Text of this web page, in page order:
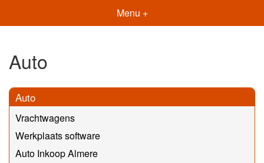
Menu +
Auto
Auto
Vrachtwagens
Werkplaats software
Auto Inkoop Almere